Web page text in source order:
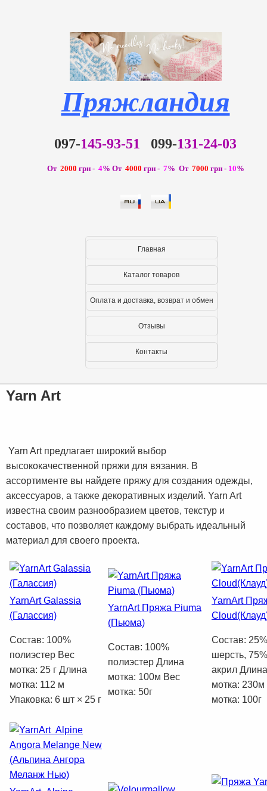
Пряжландия
097-145-93-51 099-131-24-03
От 2000 грн - 4% От 4000 грн - 7% От 7000 грн - 10%
Главная
Каталог товаров
Оплата и доставка, возврат и обмен
Отзывы
Контакты
Yarn Art
Yarn Art предлагает широкий выбор
высококачественной пряжи для вязания. В
ассортименте вы найдете пряжу для создания одежды,
аксессуаров, а также декоративных изделий. Yarn Art
известна своим разнообразием цветов, текстур и
составов, что позволяет каждому выбрать идеальный
материал для своего проекта.
YarnArt Galassia
(Галассия)
Состав: 100%
полиэстер Вес
мотка: 25 г Длина
мотка: 112 м
Упаковка: 6 шт × 25 г
YarnArt Пряжа Piuma
(Пьюма)
Состав: 100%
полиэстер Длина
мотка: 100м Вес
мотка: 50г
YarnArt
Состав: 25%
шерсть, 75%
акрил Длина
мотка:
мотка: 100г